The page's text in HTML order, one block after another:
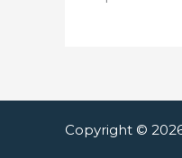
Copyright ©